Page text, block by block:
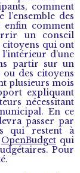
comment
des
enfin comment
un conseil
citoyens qui ont
d’une
partir sur un
des citoyens
plusieurs mois
expliquant
nécessitant
En ce
passer par
qui restent à
OpenBudgetqui
Pour